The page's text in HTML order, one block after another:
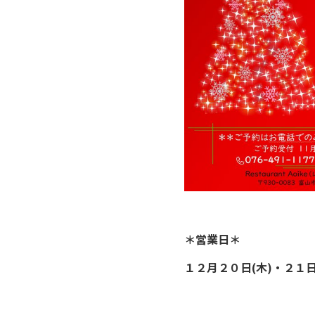
＊営業日＊
１２月２０日(木)・２１